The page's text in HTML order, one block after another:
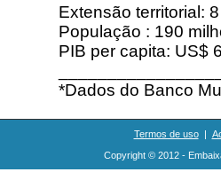
Extensão territorial:
População : 190
PIB per capita: US$
*Dados do Banco
Termos de uso|
Copyright © 2012 -